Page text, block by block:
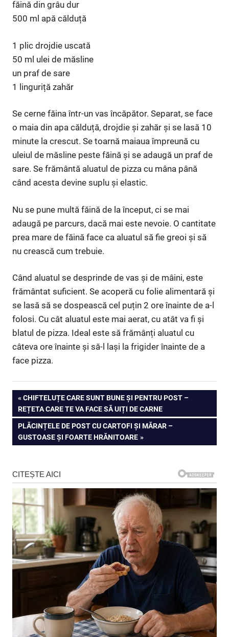
făină din grâu dur
500 ml apă călduță
1 plic drojdie uscată
50 ml ulei de măsline
un praf de sare
1 linguriță zahăr
Se cerne făina într-un vas încăpător. Separat, se face
o maia din apa călduță, drojdie și zahăr și se lasă 10
minute la crescut. Se toarnă maiaua împreună cu
uleiul de măsline peste făină și se adaugă un praf de
sare. Se frământă aluatul de pizza cu mâna până
când acesta devine suplu și elastic.
Nu se pune multă făină de la început, ci se mai
adaugă pe parcurs, dacă mai este nevoie. O cantitate
prea mare de făină face ca aluatul să fie greoi și să
nu crească cum trebuie.
Când aluatul se desprinde de vas și de mâini, este
frământat suficient. Se acoperă cu folie alimentară și
se lasă să se dospească cel puțin 2 ore înainte de a-l
folosi. Cu cât aluatul este mai aerat, cu atât va fi și
blatul de pizza. Ideal este să frămânți aluatul cu
câteva ore înainte și să-l lași la frigider înainte de a
face pizza.
Navigare
în
articole
PREVIOUS
POST:
CHIFTELUȚE CARE SUNT BUNE ȘI PENTRU POST –
REȚETA CARE TE VA FACE SĂ UIȚI DE CARNE
NEXT
POST:
PLĂCINȚELE DE POST CU CARTOFI ȘI MĂRAR –
GUSTOASE ȘI FOARTE HRĂNITOARE